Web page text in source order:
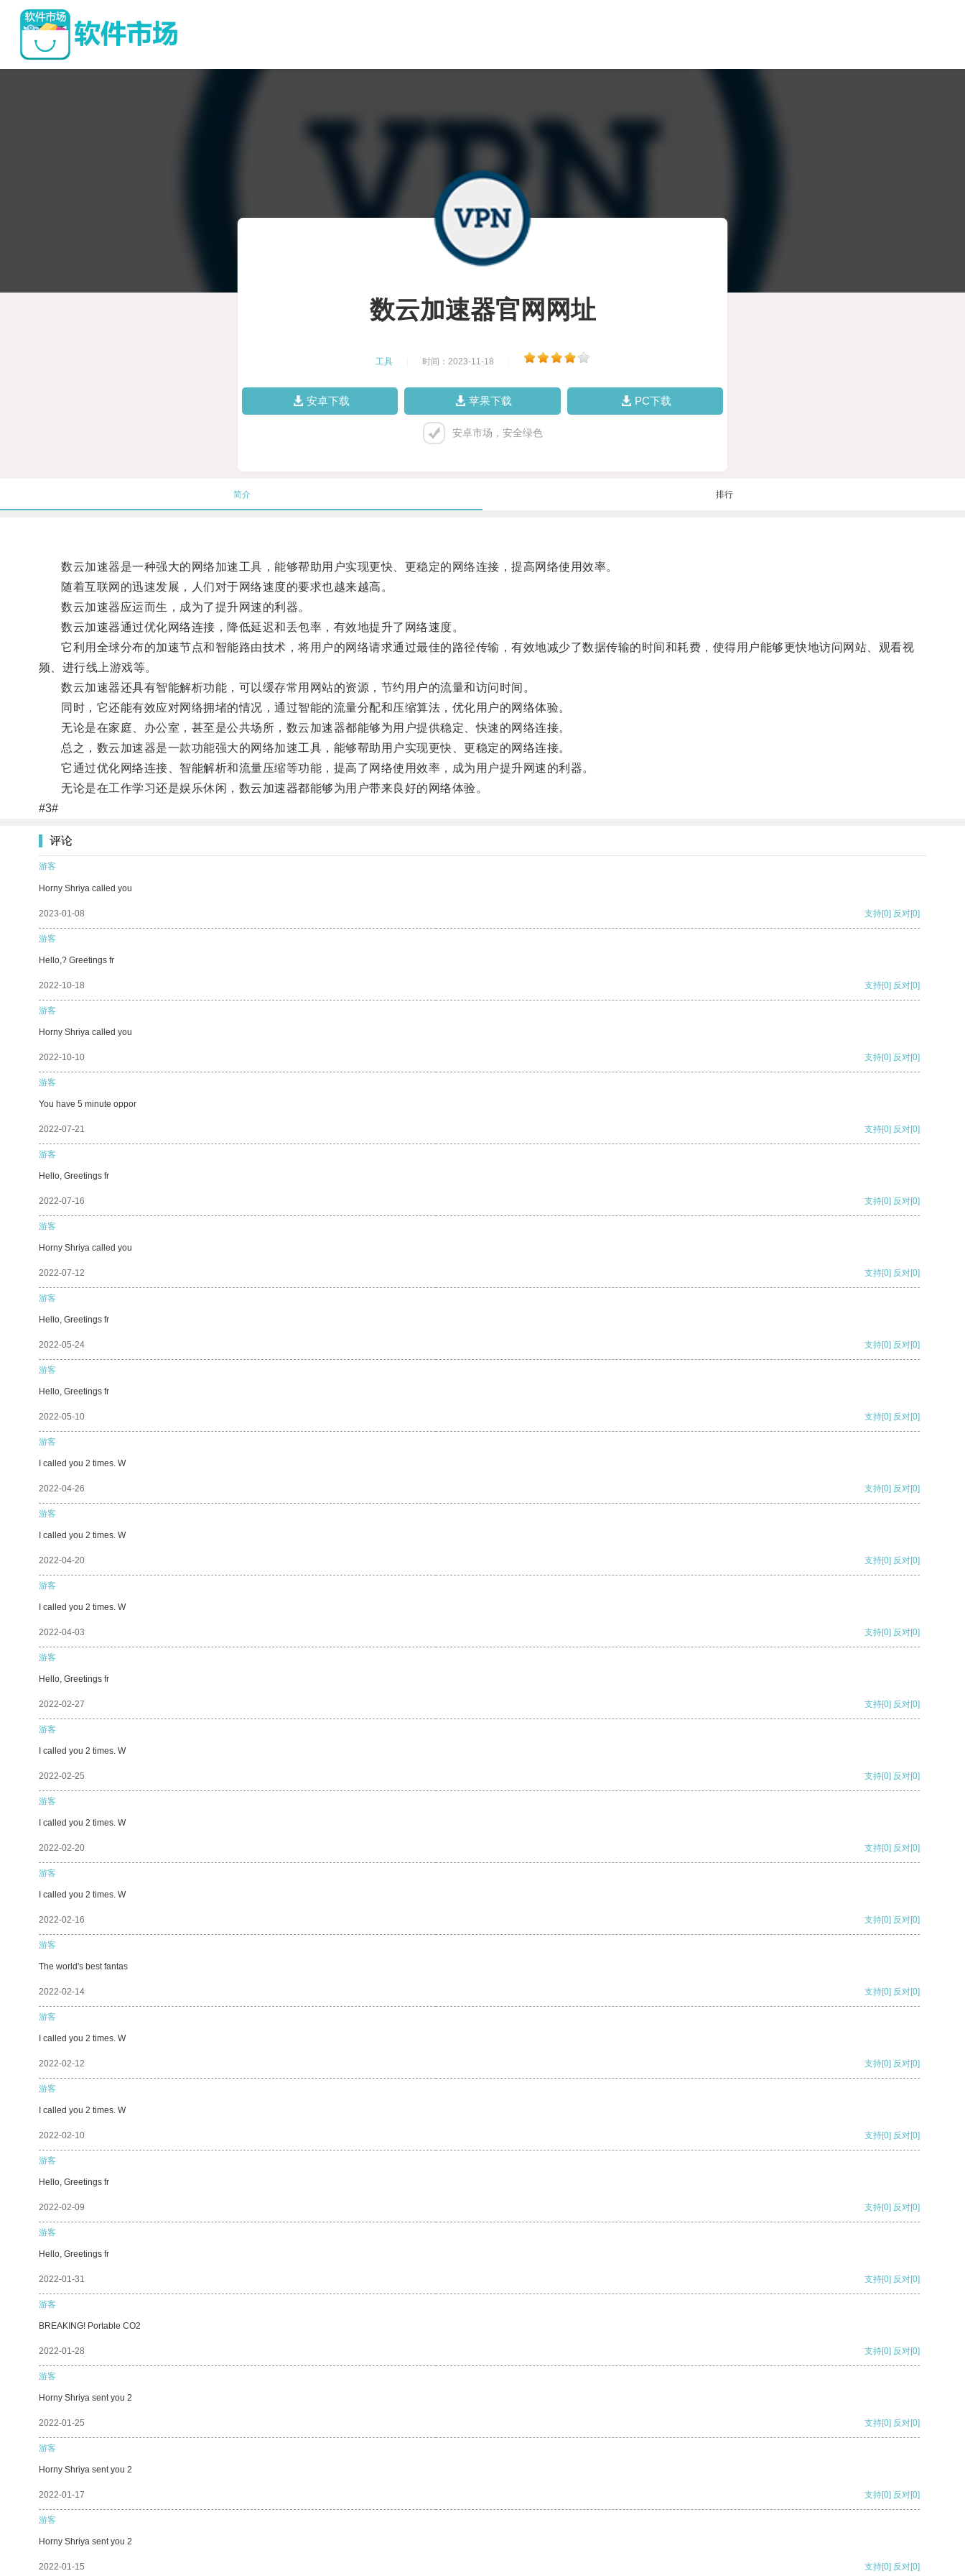
数云加速器官网网址
工具 时间：2023-11-18
安卓下载 苹果下载 PC下载
安卓市场，安全绿色
简介 排行
数云加速器是一种强大的网络加速工具，能够帮助用户实现更快、更稳定的网络连接，提高网络使用效率。
随着互联网的迅速发展，人们对于网络速度的要求也越来越高。
数云加速器应运而生，成为了提升网速的利器。
数云加速器通过优化网络连接，降低延迟和丢包率，有效地提升了网络速度。
它利用全球分布的加速节点和智能路由技术，将用户的网络请求通过最佳的路径传输，有效地减少了数据传输的时间和耗费，使得用户能够更快地访问网站、观看视
频、进行线上游戏等。
数云加速器还具有智能解析功能，可以缓存常用网站的资源，节约用户的流量和访问时间。
同时，它还能有效应对网络拥堵的情况，通过智能的流量分配和压缩算法，优化用户的网络体验。
无论是在家庭、办公室，甚至是公共场所，数云加速器都能够为用户提供稳定、快速的网络连接。
总之，数云加速器是一款功能强大的网络加速工具，能够帮助用户实现更快、更稳定的网络连接。
它通过优化网络连接、智能解析和流量压缩等功能，提高了网络使用效率，成为用户提升网速的利器。
无论是在工作学习还是娱乐休闲，数云加速器都能够为用户带来良好的网络体验。
#3#
评论
游客
Horny Shriya called you
2023-01-08 支持[0] 反对[0]
游客
Hello,? Greetings fr
2022-10-18 支持[0] 反对[0]
游客
Horny Shriya called you
2022-10-10 支持[0] 反对[0]
游客
You have 5 minute oppor
2022-07-21 支持[0] 反对[0]
游客
Hello, Greetings fr
2022-07-16 支持[0] 反对[0]
游客
Horny Shriya called you
2022-07-12 支持[0] 反对[0]
游客
Hello, Greetings fr
2022-05-24 支持[0] 反对[0]
游客
Hello, Greetings fr
2022-05-10 支持[0] 反对[0]
游客
I called you 2 times. W
2022-04-26 支持[0] 反对[0]
游客
I called you 2 times. W
2022-04-20 支持[0] 反对[0]
游客
I called you 2 times. W
2022-04-03 支持[0] 反对[0]
游客
Hello, Greetings fr
2022-02-27 支持[0] 反对[0]
游客
I called you 2 times. W
2022-02-25 支持[0] 反对[0]
游客
I called you 2 times. W
2022-02-20 支持[0] 反对[0]
游客
I called you 2 times. W
2022-02-16 支持[0] 反对[0]
游客
The world's best fantas
2022-02-14 支持[0] 反对[0]
游客
I called you 2 times. W
2022-02-12 支持[0] 反对[0]
游客
I called you 2 times. W
2022-02-10 支持[0] 反对[0]
游客
Hello, Greetings fr
2022-02-09 支持[0] 反对[0]
游客
Hello, Greetings fr
2022-01-31 支持[0] 反对[0]
游客
BREAKING! Portable CO2
2022-01-28 支持[0] 反对[0]
游客
Horny Shriya sent you 2
2022-01-25 支持[0] 反对[0]
游客
Horny Shriya sent you 2
2022-01-17 支持[0] 反对[0]
游客
Horny Shriya sent you 2
2022-01-15 支持[0] 反对[0]